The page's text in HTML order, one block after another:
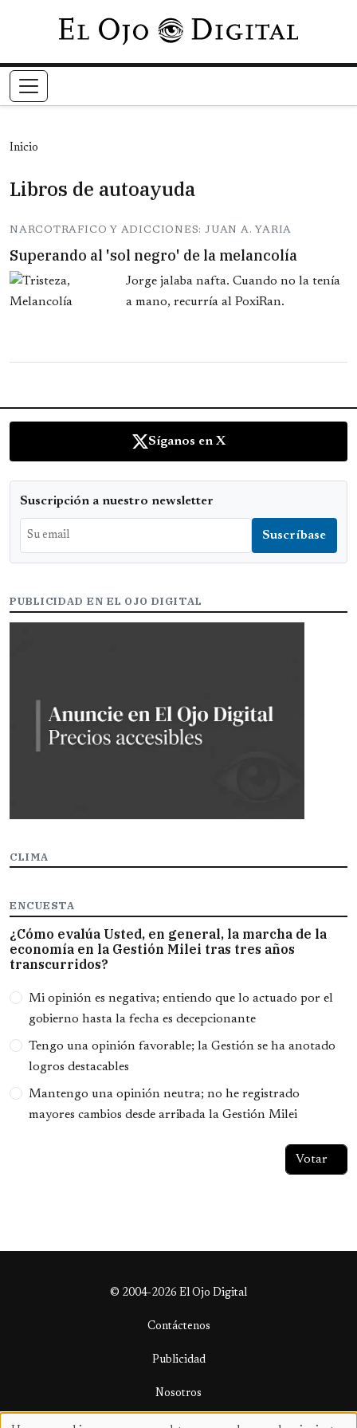
Pasar al contenido principal
Inicio
Libros de autoayuda
NARCOTRAFICO Y ADICCIONES: JUAN A. YARIA
Superando al 'sol negro' de la melancolía
Jorge jalaba nafta. Cuando no la tenía
a mano, recurría al PoxiRan.
Síganos en X
Suscripción a nuestro newsletter
PUBLICIDAD EN EL OJO DIGITAL
CLIMA
ENCUESTA
¿Cómo evalúa Usted, en general, la marcha de la
economía en la Gestión Milei tras tres años
transcurridos?
Opciones
Mi opinión es negativa; entiendo que lo actuado por el
gobierno hasta la fecha es decepcionante
Tengo una opinión favorable; la Gestión se ha anotado
logros destacables
Mantengo una opinión neutra; no he registrado
mayores cambios desde arribada la Gestión Milei
© 2004-2026 El Ojo Digital
Contáctenos
Publicidad
Nosotros